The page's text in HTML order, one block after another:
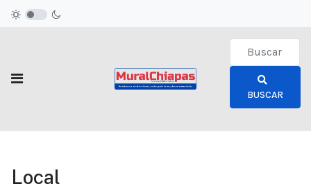
Type 2 or
BUSCAR
Local